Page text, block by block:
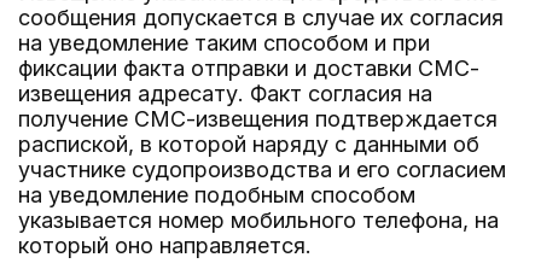
сообщения допускается в случае их согласия
на уведомление таким способом и при
фиксации факта отправки и доставки СМС-
извещения адресату. Факт согласия на
получение СМС-извещения подтверждается
распиской, в которой наряду с данными об
участнике судопроизводства и его согласием
на уведомление подобным способом
указывается номер мобильного телефона, на
который оно направляется.